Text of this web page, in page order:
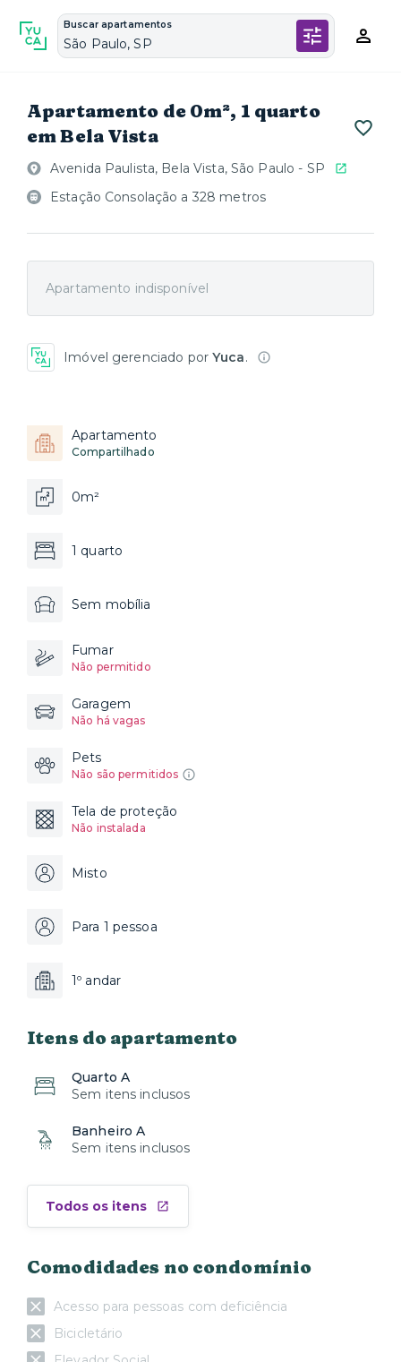
Buscar apartamentos
São Paulo, SP
Apartamento de 0m², 1 quarto
em Bela Vista
Avenida Paulista, Bela Vista, São Paulo - SP
Estação Consolação a 328 metros
Apartamento indisponível
Imóvel gerenciado porYuca.
Apartamento
Compartilhado
0m²
1 quarto
Sem mobília
Fumar
Não permitido
Garagem
Não há vagas
Pets
Não são permitidos
Tela de proteção
Não instalada
Misto
Para 1 pessoa
1º andar
Itens do apartamento
Quarto A
Sem itens inclusos
Banheiro A
Sem itens inclusos
Todos os itens
Comodidades no condomínio
Acesso para pessoas com deficiência
Bicicletário